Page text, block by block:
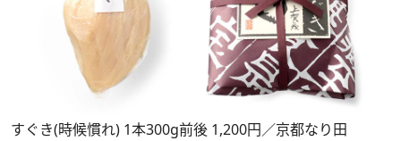
すぐき(時候慣れ) 1本300g前後 1,200円／京都なり田